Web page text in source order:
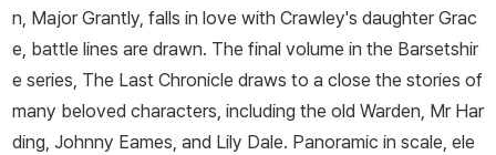
n, Major Grantly, falls in love with Crawley's daughter Grac
e, battle lines are drawn. The final volume in the Barsetshir
e series, The Last Chronicle draws to a close the stories of
many beloved characters, including the old Warden, Mr Har
ding, Johnny Eames, and Lily Dale. Panoramic in scale, ele